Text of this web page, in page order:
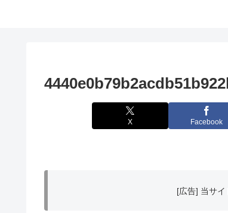
X Facebook
[広告] 当サイ